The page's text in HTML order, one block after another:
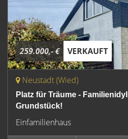
259.000,- € VERKAUFT
Neustadt (Wied)
Platz für Träume -
Grundstück!
Einfamilienhaus